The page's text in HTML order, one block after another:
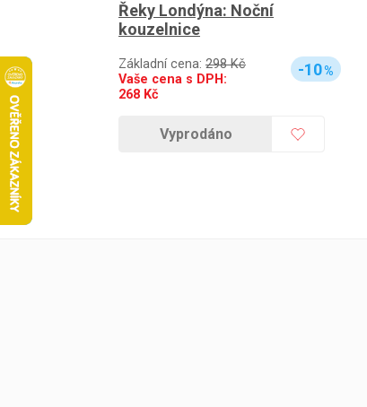
Řeky Londýna: Noční
kouzelnice
Základní cena: 298 Kč
Vaše cena s DPH:
268 Kč
-10%
Vyprodáno